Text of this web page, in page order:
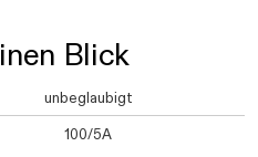
Blick
unbeglaubigt
100/5A